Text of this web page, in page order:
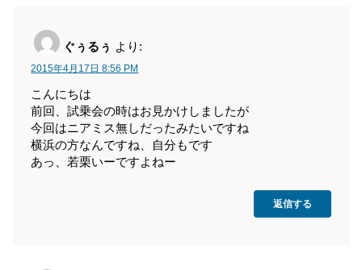
ぐぅるぅ より:
2015年4月17日 8:56 PM
こんにちは
前回、試乗会の時はお見かけしましたが
今回はニアミス無しだったみたいですね
横浜の方なんですね、自分もです
あっ、若栗いーですよねー
返信する